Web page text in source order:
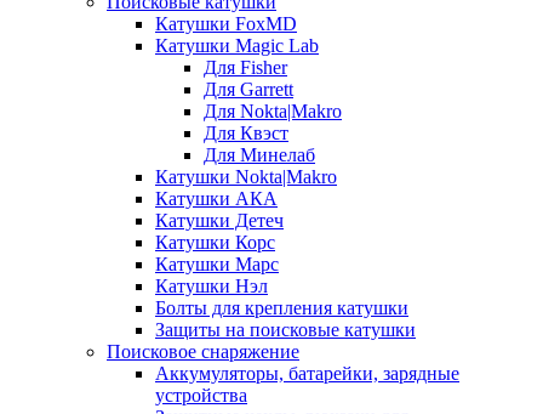
Катушки FoxMD
Катушки Magic Lab
Для Fisher
Для Garrett
Для Nokta|Makro
Для Квэст
Для Минелаб
Катушки Nokta|Makro
Катушки АКА
Катушки Детеч
Катушки Корс
Катушки Марс
Катушки Нэл
Болты для крепления катушки
Защиты на поисковые катушки
Поисковое снаряжение
Аккумуляторы, батарейки, зарядные
устройства